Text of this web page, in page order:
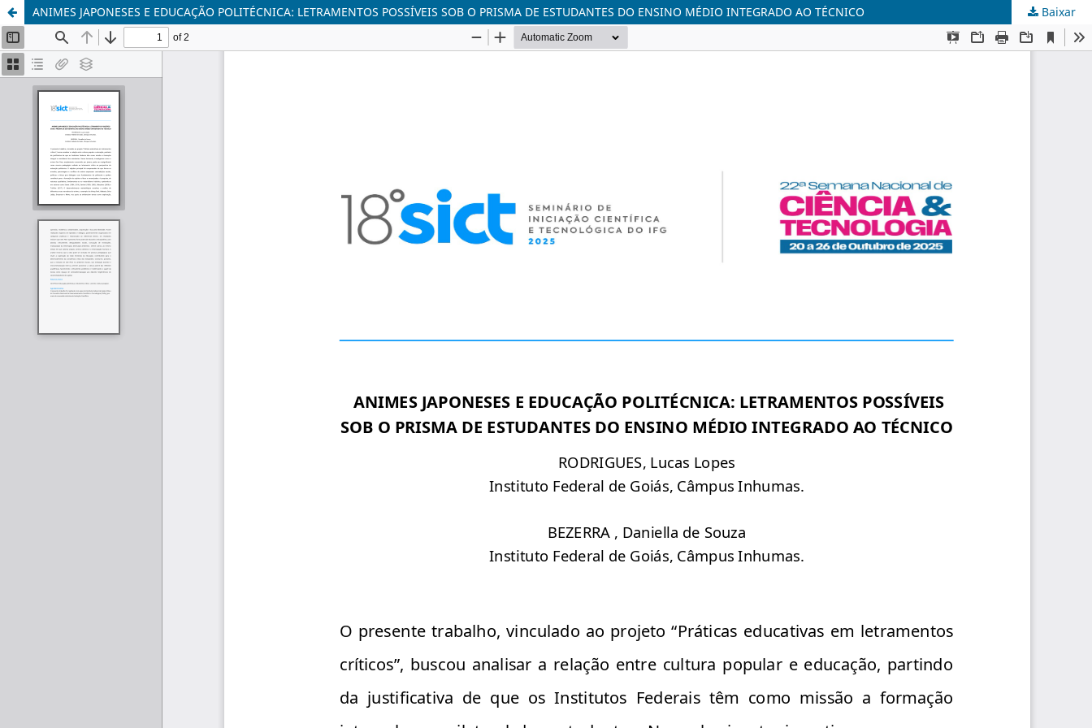
ANIMES JAPONESES E EDUCAÇÃO POLITÉCNICA: LETRAMENTOS POSSÍVEIS SOB O PRISMA DE ESTUDANTES DO ENSINO MÉDIO INTEGRADO AO TÉCNICO Baixar